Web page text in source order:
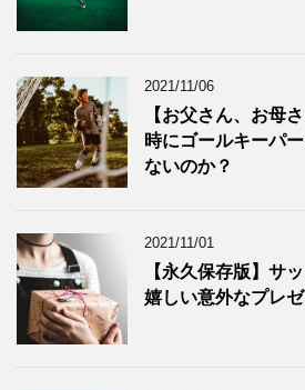
2021/11/06
【お父さん、お母
時にゴールキーパ
ないのか？
2021/11/01
【永久保存版】サ
嬉しい意外なプレ